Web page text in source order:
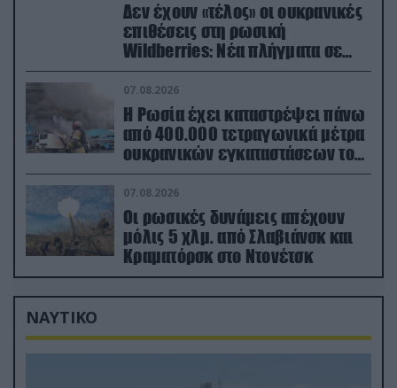
Δεν έχουν «τέλος» οι ουκρανικές
επιθέσεις στη ρωσική
Wildberries: Νέα πλήγματα σε
εγκαταστάσεις στα Ουράλια
07.08.2026
Η Ρωσία έχει καταστρέψει πάνω
από 400.000 τετραγωνικά μέτρα
ουκρανικών εγκαταστάσεων τον
Ιούλιο
07.08.2026
Οι ρωσικές δυνάμεις απέχουν
μόλις 5 χλμ. από Σλαβιάνσκ και
Κραματόρσκ στο Ντονέτσκ
ΝΑΥΤΙΚΟ